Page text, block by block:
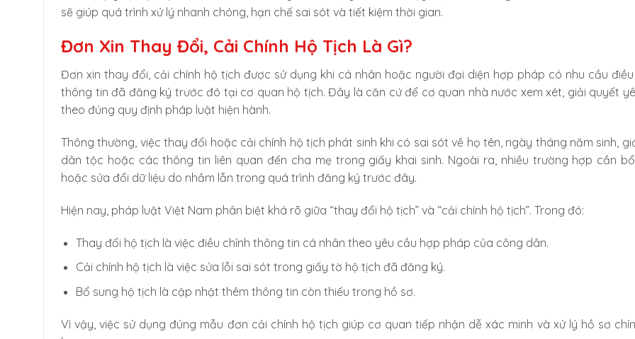
sẽ giúp quá trình xử lý nhanh chóng, hạn chế sai sót và tiết kiệm thời gian.
Đơn Xin Thay Đổi, Cải Chính Hộ Tịch Là Gì?
Đơn xin thay đổi, cải chính hộ tịch được sử dụng khi cá nhân hoặc người đại diện hợp pháp có nhu cầu
thông tin đã đăng ký trước đó tại cơ quan hộ tịch. Đây là căn cứ để cơ quan nhà nước xem xét, giải quyết
theo đúng quy định pháp luật hiện hành.
Thông thường, việc thay đổi hoặc cải chính hộ tịch phát sinh khi có sai sót về họ tên, ngày tháng năm sinh,
dân tộc hoặc các thông tin liên quan đến cha mẹ trong giấy khai sinh. Ngoài ra, nhiều trường hợp cần
hoặc sửa đổi dữ liệu do nhầm lẫn trong quá trình đăng ký trước đây.
Hiện nay, pháp luật Việt Nam phân biệt khá rõ giữa “thay đổi hộ tịch” và “cải chính hộ tịch”. Trong đó:
Thay đổi hộ tịch là việc điều chỉnh thông tin cá nhân theo yêu cầu hợp pháp của công dân.
Cải chính hộ tịch là việc sửa lỗi sai sót trong giấy tờ hộ tịch đã đăng ký.
Bổ sung hộ tịch là cập nhật thêm thông tin còn thiếu trong hồ sơ.
Vì vậy, việc sử dụng đúng mẫu đơn cải chính hộ tịch giúp cơ quan tiếp nhận dễ xác minh và xử lý hồ sơ